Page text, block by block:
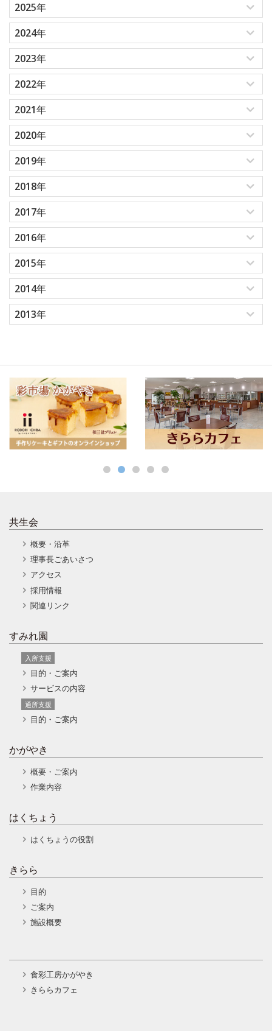
2025年
2024年
2023年
2022年
2021年
2020年
2019年
2018年
2017年
2016年
2015年
2014年
2013年
共生会
概要・沿革
理事長ごあいさつ
アクセス
採用情報
関連リンク
すみれ園
入所支援
目的・ご案内
サービスの内容
通所支援
目的・ご案内
かがやき
概要・ご案内
作業内容
はくちょう
はくちょうの役割
きらら
目的
ご案内
施設概要
食彩工房かがやき
きららカフェ